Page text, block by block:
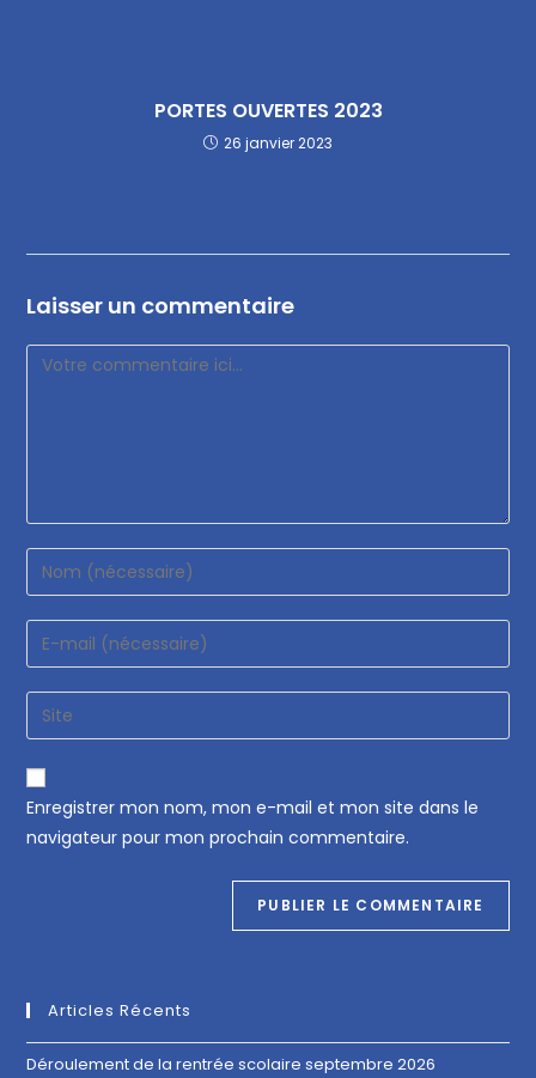
PORTES OUVERTES 2023
26 janvier 2023
Laisser un commentaire
Enregistrer mon nom, mon e-mail et mon site dans le
navigateur pour mon prochain commentaire.
Articles Récents
Déroulement de la rentrée scolaire septembre 2026